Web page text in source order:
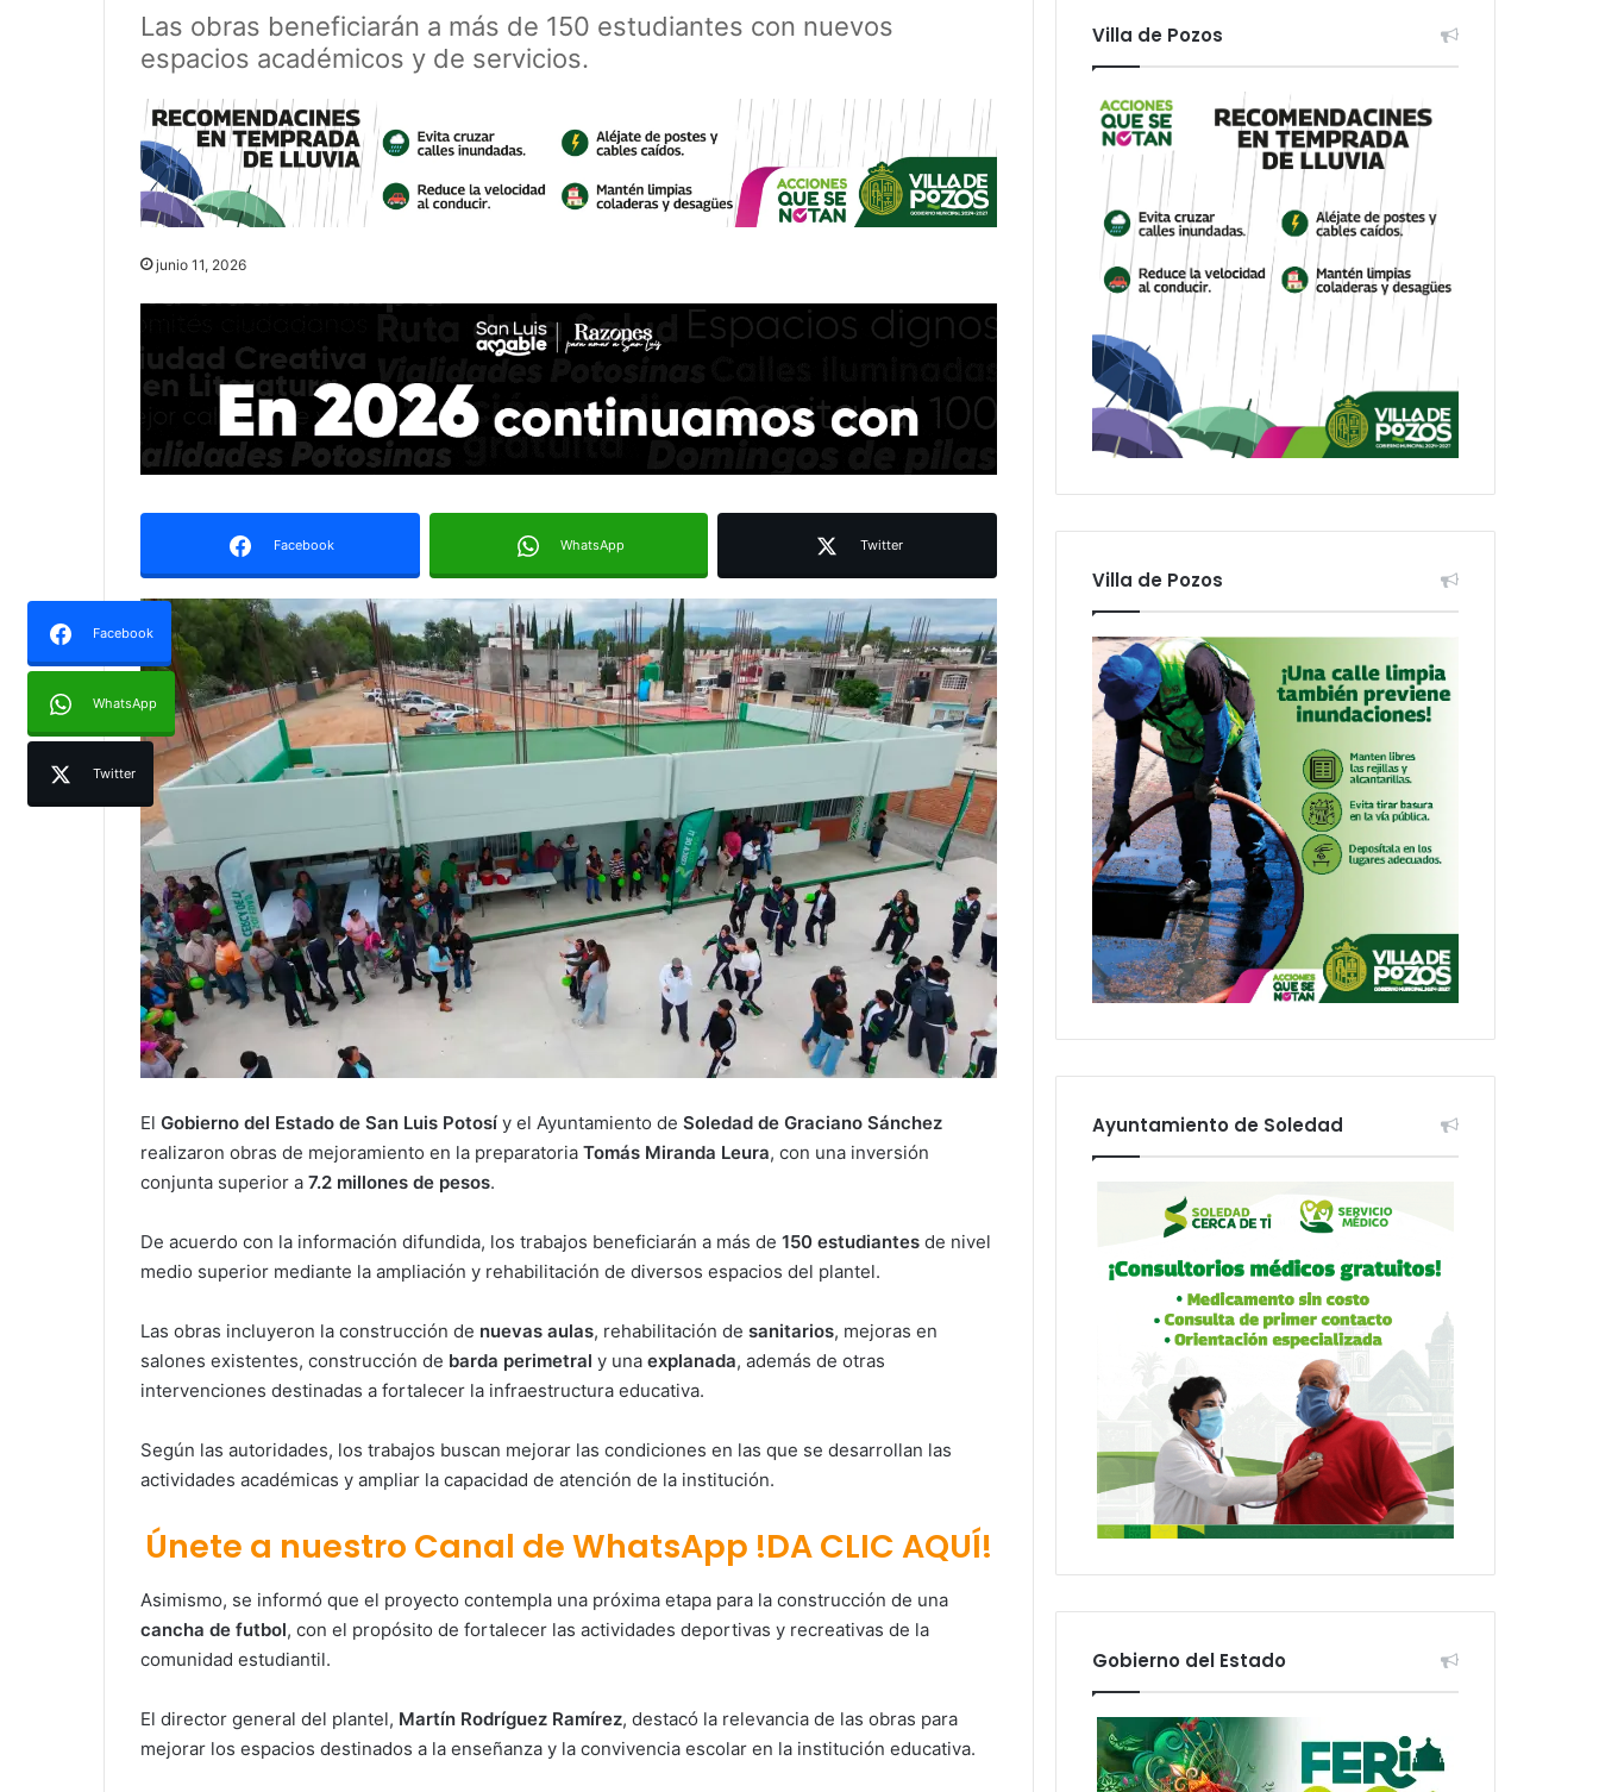
Las obras beneficiarán a más de 150 estudiantes con nuevos
espacios académicos y de servicios.
junio 11, 2026
Facebook WhatsApp Twitter
Facebook
WhatsApp
Twitter
El Gobierno del Estado de San Luis Potosí y el Ayuntamiento de Soledad de Graciano Sánchez
realizaron obras de mejoramiento en la preparatoria Tomás Miranda Leura, con una inversión
conjunta superior a 7.2 millones de pesos.
De acuerdo con la información difundida, los trabajos beneficiarán a más de 150 estudiantes de nivel
medio superior mediante la ampliación y rehabilitación de diversos espacios del plantel.
Las obras incluyeron la construcción de nuevas aulas, rehabilitación de sanitarios, mejoras en
salones existentes, construcción de barda perimetral y una explanada, además de otras
intervenciones destinadas a fortalecer la infraestructura educativa.
Según las autoridades, los trabajos buscan mejorar las condiciones en las que se desarrollan las
actividades académicas y ampliar la capacidad de atención de la institución.
Únete a nuestro Canal de WhatsApp !DA CLIC AQUÍ!
Asimismo, se informó que el proyecto contempla una próxima etapa para la construcción de una
cancha de futbol, con el propósito de fortalecer las actividades deportivas y recreativas de la
comunidad estudiantil.
El director general del plantel, Martín Rodríguez Ramírez, destacó la relevancia de las obras para
mejorar los espacios destinados a la enseñanza y la convivencia escolar en la institución educativa.
Paty Aradillas destaca impacto del
Villa de Pozos reporta reducción del
50 % en incendios forestales y de
Villa de Pozos
Villa de Pozos
Ayuntamiento de Soledad
Gobierno del Estado